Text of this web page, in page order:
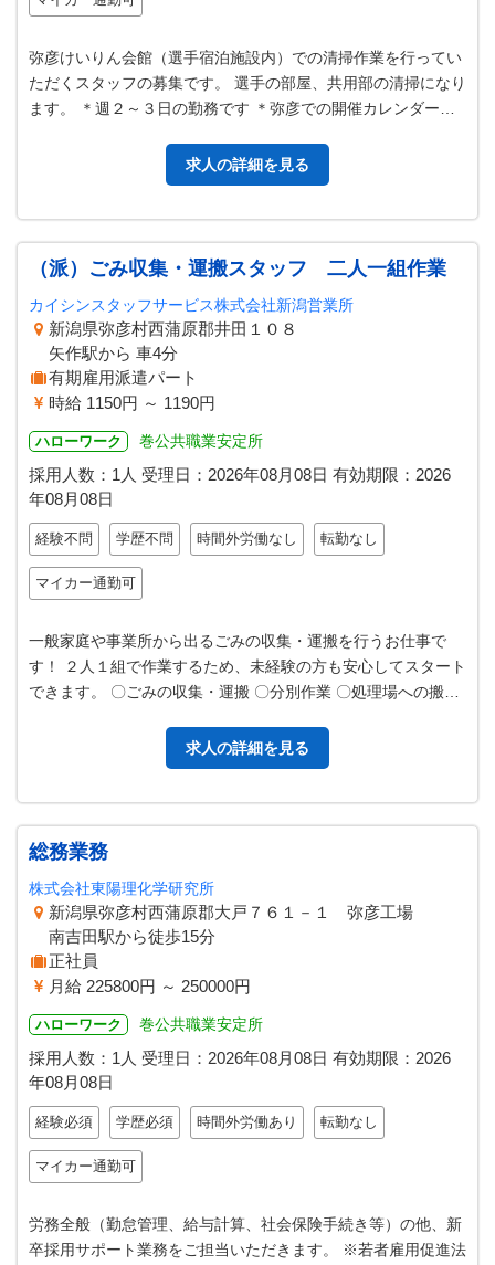
弥彦けいりん会館（選手宿泊施設内）での清掃作業を行ってい
ただくスタッフの募集です。 選手の部屋、共用部の清掃になり
ます。 ＊週２～３日の勤務です ＊弥彦での開催カレンダーに
求人の詳細を見る
（派）ごみ収集・運搬スタッフ 二人一組作業
カイシンスタッフサービス株式会社新潟営業所
新潟県弥彦村西蒲原郡井田１０８
矢作駅から 車4分
有期雇用派遣パート
時給 1150円 ～ 1190円
ハローワーク 巻公共職業安定所
採用人数：1人 受理日： 2026年08月08日 有効期限： 2026
年08月08日
経験不問 学歴不問 時間外労働なし 転勤なし
マイカー通勤可
一般家庭や事業所から出るごみの収集・運搬を行うお仕事で
す！ ２人１組で作業するため、未経験の方も安心してスタート
できます。 〇ごみの収集・運搬 〇分別作業 〇処理場への搬入
求人の詳細を見る
総務業務
株式会社東陽理化学研究所
新潟県弥彦村西蒲原郡大戸７６１－１ 弥彦工場
南吉田駅から徒歩15分
正社員
月給 225800円 ～ 250000円
ハローワーク 巻公共職業安定所
採用人数：1人 受理日： 2026年08月08日 有効期限： 2026
年08月08日
経験必須 学歴必須 時間外労働あり 転勤なし
マイカー通勤可
労務全般（勤怠管理、給与計算、社会保険手続き等）の他、新
卒採用サポート業務をご担当いただきます。 ※若者雇用促進法